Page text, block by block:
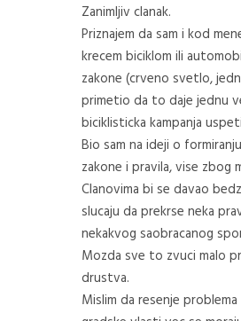
Zanimljiv clanak.
Priznajem da sam i kod
krecem biciklom ili
zakone (crveno svetlo,
primetio da to daje jednu
biciklisticka kampanja
Bio sam na ideji o
zakone i pravila, vise zbog
Clanovima bi se davao
slucaju da prekrse neka
nekakvog saobracanog
Mozda sve to zvuci malo
drustva.
Mislim da resenje